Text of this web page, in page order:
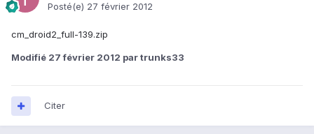
Posté(e) 27 février 2012
cm_droid2_full-139.zip
Modifié 27 février 2012 par trunks33
Citer